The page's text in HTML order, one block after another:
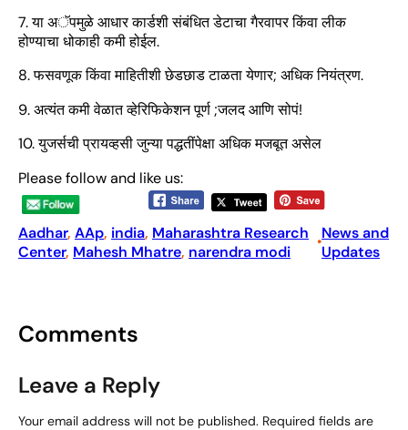
7. या अॅपमुळे आधार कार्डशी संबंधित डेटाचा गैरवापर किंवा लीक
होण्याचा धोकाही कमी होईल.
8. फसवणूक किंवा माहितीशी छेडछाड टाळता येणार; अधिक नियंत्रण.
9. अत्यंत कमी वेळात व्हेरिफिकेशन पूर्ण ;जलद आणि सोपं!
10. युजर्सची प्रायव्हसी जुन्या पद्धतींपेक्षा अधिक मजबूत असेल
Please follow and like us:
Aadhar, AAp, india, Maharashtra Research
Center, Mahesh Mhatre, narendra modi
•News and
Updates
Comments
Leave a Reply
Your email address will not be published. Required fields are